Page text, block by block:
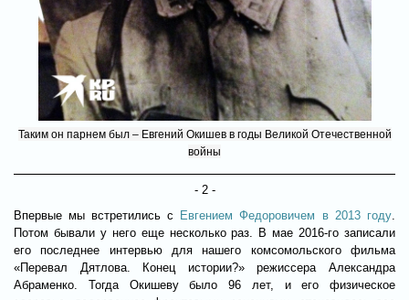
Таким он парнем был – Евгений Окишев в годы Великой Отечественной
войны
- 2 -
Впервые мы встретились с Евгением Федоровичем в 2013 году
Потом бывали у него еще несколько раз. В мае 2016-го записали
его последнее интервью для нашего комсомольского фильма
«Перевал Дятлова. Конец истории?» режиссера Александра
Абраменко. Тогда Окишеву было 96 лет, и его физическое